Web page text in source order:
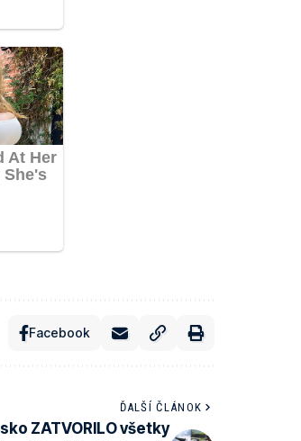
Facebook
ĎALŠÍ ČLÁNOK
ZATVORILO všetky